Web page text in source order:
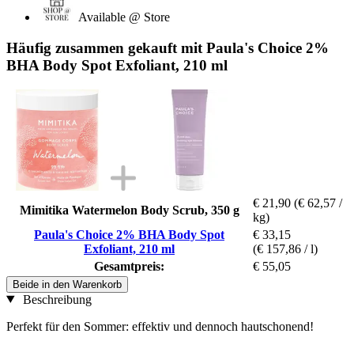
Available @ Store
Häufig zusammen gekauft mit Paula's Choice 2%
BHA Body Spot Exfoliant, 210 ml
Mimitika Watermelon Body Scrub, 350 g
€ 21,90 (€ 62,57 /
kg)
Paula's Choice 2% BHA Body Spot
Exfoliant, 210 ml
€ 33,15
(€ 157,86 / l)
Gesamtpreis:
€ 55,05
Beide in den Warenkorb
Beschreibung
Perfekt für den Sommer: effektiv und dennoch hautschonend!